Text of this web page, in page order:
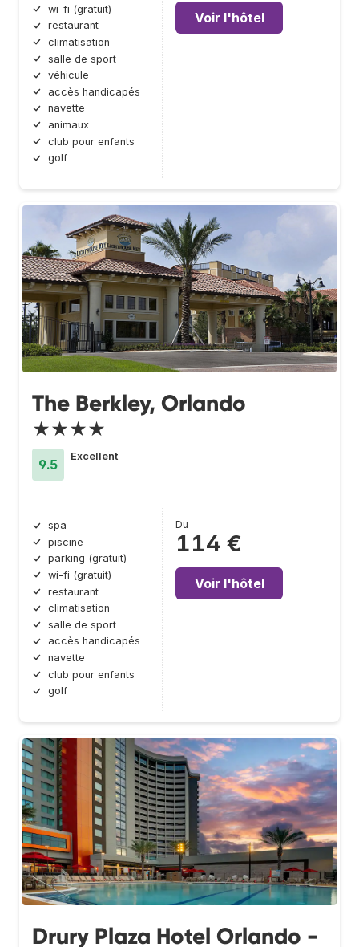
wi-fi (gratuit)
restaurant
climatisation
salle de sport
véhicule
accès handicapés
navette
animaux
club pour enfants
golf
Voir l'hôtel
The Berkley, Orlando
★★★★
9.5
Excellent
spa
piscine
parking (gratuit)
wi-fi (gratuit)
restaurant
climatisation
salle de sport
accès handicapés
navette
club pour enfants
golf
Du
114 €
Voir l'hôtel
Drury Plaza Hotel Orlando -